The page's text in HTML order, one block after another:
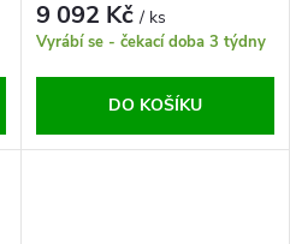
9 092 Kč/ ks
Vyrábí se - čekací doba 3 týdny
DO KOŠÍKU